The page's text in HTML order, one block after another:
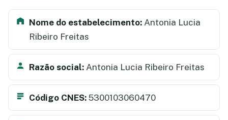
Nome do estabelecimento: Antonia Lucia
Ribeiro Freitas
Razão social: Antonia Lucia Ribeiro Freitas
Código CNES: 5300103060470